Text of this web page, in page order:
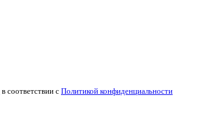
в соответствии с Политикой конфиденциальности